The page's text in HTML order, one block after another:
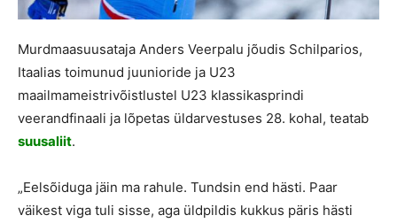
Murdmaasuusataja Anders Veerpalu jõudis Schilparios,
Itaalias toimunud juunioride ja U23
maailmameistrivõistlustel U23 klassikasprindi
veerandfinaali ja lõpetas üldarvestuses 28. kohal, teatab
suusaliit.
„Eelsõiduga jäin ma rahule. Tundsin end hästi. Paar
väikest viga tuli sisse, aga üldpildis kukkus päris hästi